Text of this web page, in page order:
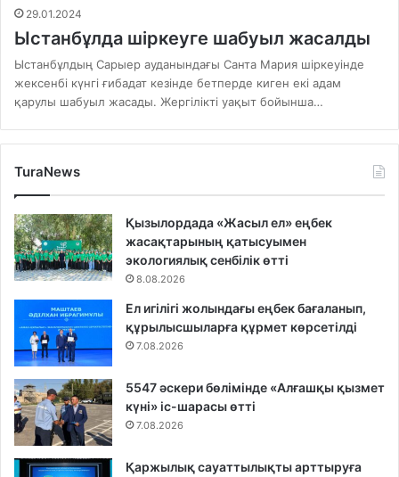
29.01.2024
Ыстанбұлда шіркеуге шабуыл жасалды
Ыстанбұлдың Сарыер ауданындағы Санта Мария шіркеуінде
жексенбі күнгі ғибадат кезінде бетперде киген екі адам
қарулы шабуыл жасады. Жергілікті уақыт бойынша…
TuraNews
Қызылордада «Жасыл ел» еңбек
жасақтарының қатысуымен
экологиялық сенбілік өтті
8.08.2026
Ел игілігі жолындағы еңбек бағаланып,
құрылысшыларға құрмет көрсетілді
7.08.2026
5547 әскери бөлімінде «Алғашқы қызмет
күні» іс-шарасы өтті
7.08.2026
Қаржылық сауаттылықты арттыруға